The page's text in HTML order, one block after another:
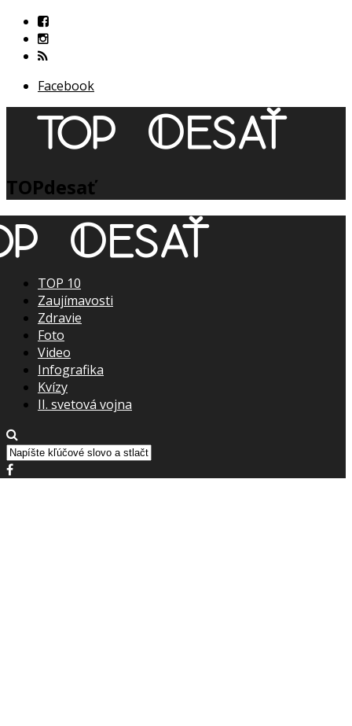
Facebook
TOPdesať
TOP 10
Zaujímavosti
Zdravie
Foto
Video
Infografika
Kvízy
II. svetová vojna